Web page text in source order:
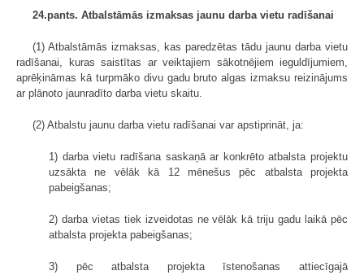
24.pants. Atbalstāmās izmaksas jaunu darba vietu radīšanai
(1) Atbalstāmās izmaksas, kas paredzētas tādu jaunu darba vietu
radīšanai, kuras saistītas ar veiktajiem sākotnējiem ieguldījumiem,
aprēķināmas kā turpmāko divu gadu bruto algas izmaksu reizinājums
ar plānoto jaunradīto darba vietu skaitu.
(2) Atbalstu jaunu darba vietu radīšanai var apstiprināt, ja:
1) darba vietu radīšana saskaņā ar konkrēto atbalsta projektu
uzsākta ne vēlāk kā 12 mēnešus pēc atbalsta projekta
pabeigšanas;
2) darba vietas tiek izveidotas ne vēlāk kā triju gadu laikā pēc
atbalsta projekta pabeigšanas;
3) pēc atbalsta projekta īstenošanas attiecīgajā